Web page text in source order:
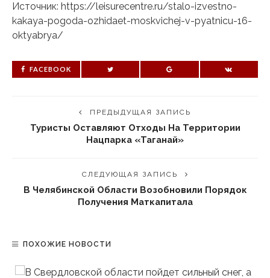
Источник: https://leisurecentre.ru/stalo-izvestno-
kakaya-pogoda-ozhidaet-moskvichej-v-pyatnicu-16-
oktyabrya/
FACEBOOK
ПРЕДЫДУЩАЯ ЗАПИСЬ
Туристы Оставляют Отходы На Территории
Нацпарка «Таганай»
СЛЕДУЮЩАЯ ЗАПИСЬ
В Челябинской Области Возобновили Порядок
Получения Маткапитала
ПОХОЖИЕ НОВОСТИ